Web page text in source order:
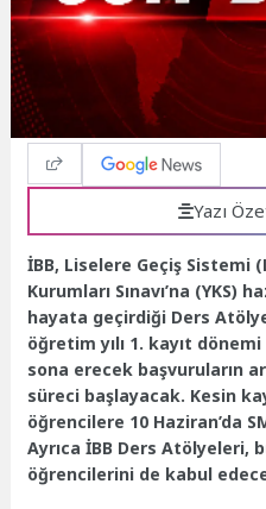
Yazı
İBB, Liselere Geçiş Sistemi
Kurumları Sınavı’na (YKS)
hayata geçirdiği Ders
öğretim yılı 1. kayıt dönemi
sona erecek başvuruların
süreci başlayacak. Kesin
öğrencilere 10 Haziran’da
Ayrıca İBB Ders Atölyeleri,
öğrencilerini de kabul